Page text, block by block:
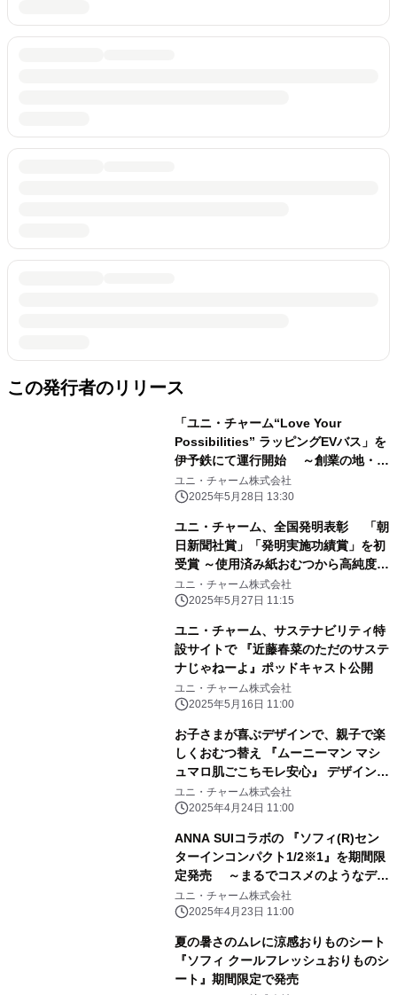
この発行者のリリース
「ユニ・チャーム“Love Your
Possibilities” ラッピングEVバス」を
伊予鉄にて運行開始 ～創業の地・愛
媛県から、共生社会と持続可能な未来
の実現へ～
ユニ・チャーム株式会社
2025年5月28日 13:30
ユニ・チャーム、全国発明表彰 「朝
日新聞社賞」「発明実施功績賞」を初
受賞 ～使用済み紙おむつから高純度パ
ルプを再生する 技術の発明(特許第
6290475号)～
ユニ・チャーム株式会社
2025年5月27日 11:15
ユニ・チャーム、サステナビリティ特
設サイトで 『近藤春菜のただのサステ
ナじゃねーよ』ポッドキャスト公開
ユニ・チャーム株式会社
2025年5月16日 11:00
お子さまが喜ぶデザインで、親子で楽
しくおむつ替え 『ムーニーマン マシ
ュマロ肌ごこちモレ安心』 デザイン企
画 期間限定発売
ユニ・チャーム株式会社
2025年4月24日 11:00
ANNA SUIコラボの 『ソフィ(R)セン
ターインコンパクト1/2※1』を期間限
定発売 ～まるでコスメのようなデザ
インのパッケージが4年ぶりに登場～
ユニ・チャーム株式会社
2025年4月23日 11:00
夏の暑さのムレに涼感おりものシート
『ソフィ クールフレッシュおりものシ
ート』期間限定で発売